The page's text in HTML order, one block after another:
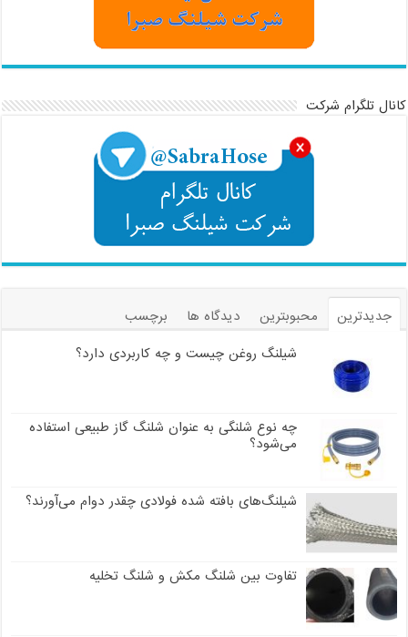
کانال تلگرام شرکت
جدیدترین محبوبترین دیدگاه ها
برچسب
شیلنگ روغن چیست و چه کاربردی دارد؟
چه نوع شلنگی به عنوان شلنگ گاز طبیعی استفاده
می‌شود؟
شیلنگ‌های بافته شده فولادی چقدر دوام می‌آورند؟
تفاوت بین شلنگ مکش و شلنگ تخلیه